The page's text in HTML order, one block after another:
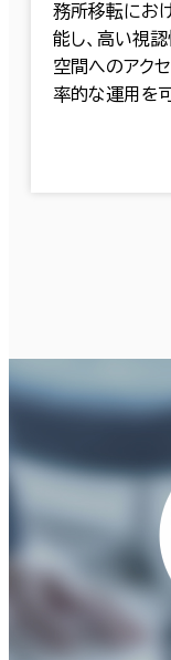
務所移転にお
能し、高い視
空間へのアク
率的な運用を